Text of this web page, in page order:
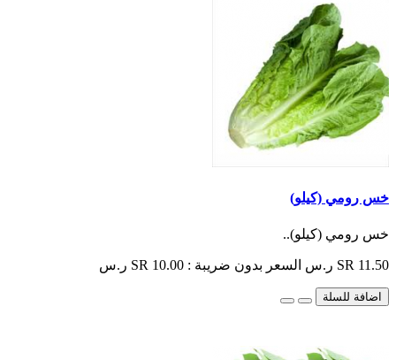
خس رومي (كيلو)
خس رومي (كيلو)..
SR 11.50 ر.س السعر بدون ضريبة : SR 10.00 ر.س
اضافة للسلة